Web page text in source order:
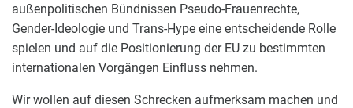
außenpolitischen Bündnissen Pseudo-Frauenrechte,
Gender-Ideologie und Trans-Hype eine entscheidende Rolle
spielen und auf die Positionierung der EU zu bestimmten
internationalen Vorgängen Einfluss nehmen.
Wir wollen auf diesen Schrecken aufmerksam machen und